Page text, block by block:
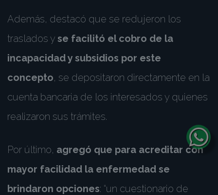
Además, destacó que se redujeron los
traslados y se facilitó el cobro de la
incapacidad y subsidios por este
concepto, se depositaron directamente en la
cuenta bancaria de los interesados y quienes
realizaron sus trámites.
Por último, agregó que para acreditar con
mayor facilidad la enfermedad se
brindaron opciones: “un cuestionario de